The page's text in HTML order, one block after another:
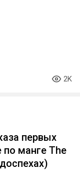
2K
первых
по манге The